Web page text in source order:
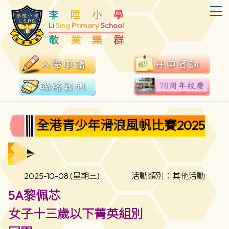
李 陞 小 學
LiSingPrimarySchool
敬 業 樂 群
全港青少年滑浪風帆比賽2025
2025-10-08 (星期三) 活動類別：其他活動
5A黎佩芯
女子十三歲以下菁英組別